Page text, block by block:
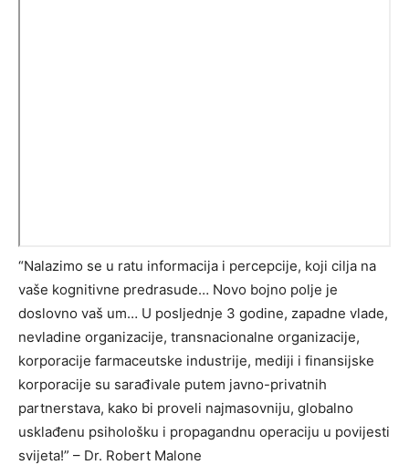
“Nalazimo se u ratu informacija i percepcije, koji cilja na
vaše kognitivne predrasude… Novo bojno polje je
doslovno vaš um… U posljednje 3 godine, zapadne vlade,
nevladine organizacije, transnacionalne organizacije,
korporacije farmaceutske industrije, mediji i finansijske
korporacije su sarađivale putem javno-privatnih
partnerstava, kako bi proveli najmasovniju, globalno
usklađenu psihološku i propagandnu operaciju u povijesti
svijeta!” – Dr. Robert Malone